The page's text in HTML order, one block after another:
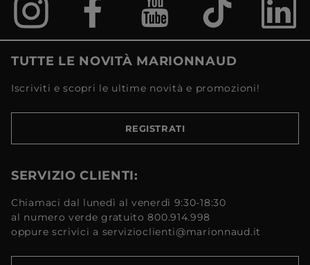
TUTTE LE NOVITÀ MARIONNAUD
Iscriviti e scopri le ultime novità e promozioni!
REGISTRATI
SERVIZIO CLIENTI:
Chiamaci dal lunedì al venerdì 9:30-18:30
al numero verde gratuito 800.914.998
oppure scrivici a servizioclienti@marionnaud.it